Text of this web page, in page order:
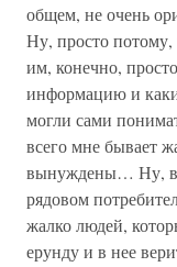
общем, не очень
Ну, просто потому,
им, конечно,
информацию и
могли сами
всего мне бывает
вынуждены… Ну,
рядовом
жалко людей,
ерунду и в нее